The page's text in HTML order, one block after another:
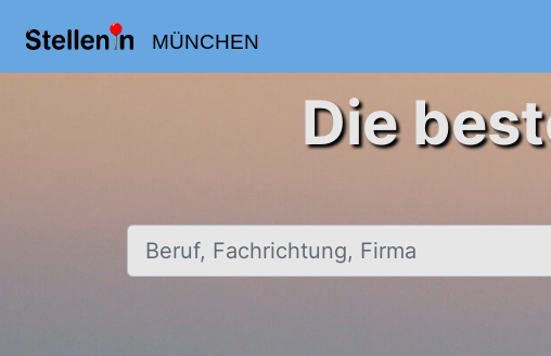
MÜNCHEN
Die
Beruf, Fachrichtung, Firma